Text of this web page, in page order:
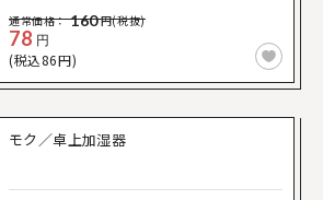
通常価格： 160円(税抜)
78 円
(税込86円)
モク／卓上加湿器